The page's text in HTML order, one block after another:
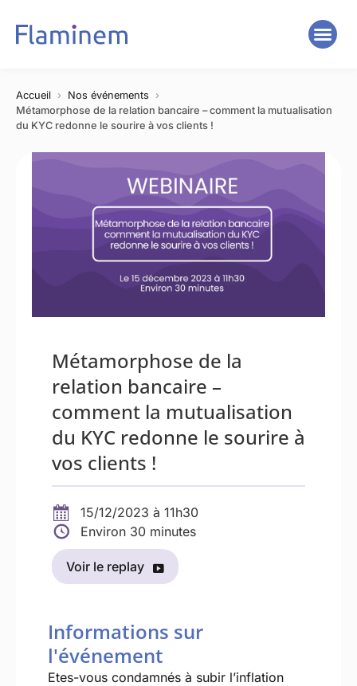
Accueil
Nos événements
Métamorphose de la relation bancaire – comment la mutualisation
du KYC redonne le sourire à vos clients !
Métamorphose de la
relation bancaire –
comment la mutualisation
du KYC redonne le sourire à
vos clients !
15/12/2023 à 11h30
Environ 30 minutes
Voir le replay
Informations sur
l'événement
Etes-vous condamnés à subir l’inflation